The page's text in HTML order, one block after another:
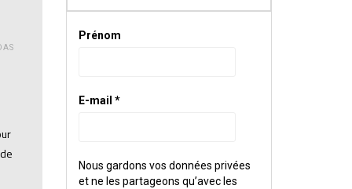
Prénom
E-mail *
Nous gardons vos données privées
et ne les partageons qu’avec les